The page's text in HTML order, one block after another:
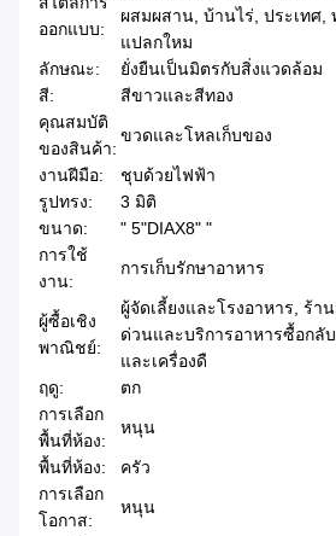
ออกแบบ:
ผสมผสาน, บ้านไร่, ประเทศ,
แปลกใหม
ลักษณะ:
ยั่งยืนเป็นมิตรกับสิ่งแวดล้อม
สี:
สีขาวและสีทอง
คุณสมบัติ
ของสินค้า:
ขวดและโหลเก็บของ
งานฝีมือ:
ชุบด้วยไฟฟ้า
รูปทรง:
3 มิติ
ขนาด:
" 5"DIAX8" "
การใช้
งาน:
การเก็บรักษาอาหาร
ผู้ซื้อเชิง
พาณิชย์:
ผู้จัดเลี้ยงและโรงอาหาร, ร้า
ด่วนและบริการอาหารซื้อกลั
และเครื่องดื
ฤดู:
ตก
การเลือก
พื้นที่ห้อง:
หนุน
พื้นที่ห้อง:
ครัว
การเลือก
โอกาส:
หนุน